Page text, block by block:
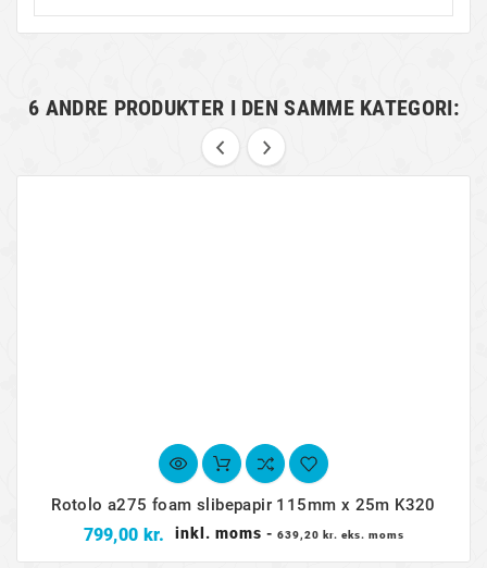
6 ANDRE PRODUKTER I DEN SAMME KATEGORI:
Rotolo a275 foam slibepapir 115mm x 25m K320
799,00 kr. Pris
inkl. moms - 639,20 kr. eks. moms